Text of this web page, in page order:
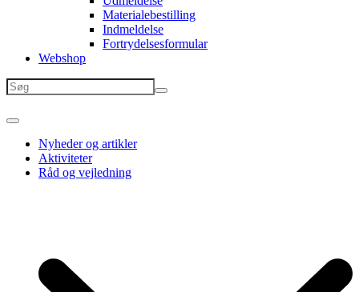
Materialebestilling
Indmeldelse
Fortrydelsesformular
Webshop
Nyheder og artikler
Aktiviteter
Råd og vejledning